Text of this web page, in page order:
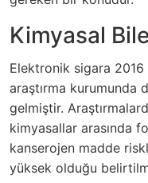
Kimyasal
Elektronik sigara 2016
araştırma kurumunda
gelmiştir.
kimyasallar arasında
kanserojen madde
yüksek olduğu